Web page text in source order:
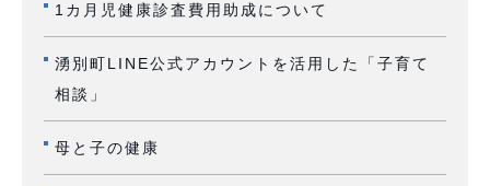
1カ月児健康診査費用助成について
湧別町LINE公式アカウントを活用した「子育て
相談」
母と子の健康